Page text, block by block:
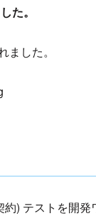
た。
した。
) テストを開